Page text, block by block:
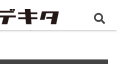
ンサルティング
医療法人好縁
ティング